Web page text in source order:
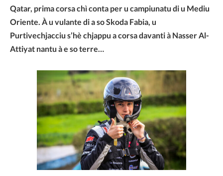
Qatar, prima corsa chì conta per u campiunatu di u Mediu
Oriente. À u vulante di a so Skoda Fabia, u
Purtivechjacciu s’hè chjappu a corsa davanti à Nasser Al-
Attiyat nantu à e so terre…